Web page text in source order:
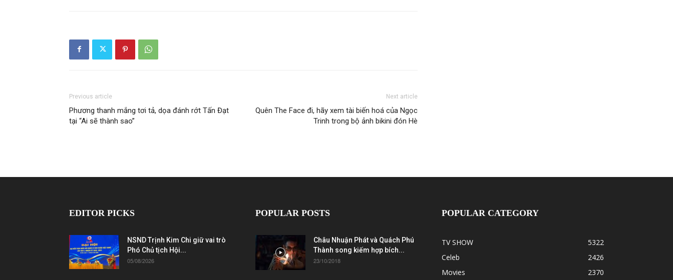
Previous article
Phương thanh mắng tơi tả, dọa đánh rớt Tấn Đạt
tại “Ai sẽ thành sao”
Next article
Quên The Face đi, hãy xem tài biến hoá của Ngọc
Trinh trong bộ ảnh bikini đón Hè
EDITOR PICKS
NSND Trịnh Kim Chi giữ vai trò
Phó Chủ tịch Hội...
05/08/2026
POPULAR POSTS
Châu Nhuận Phát và Quách Phú
Thành song kiếm hợp bích...
23/10/2018
POPULAR CATEGORY
TV SHOW
5322
Celeb
2426
Movies
2370